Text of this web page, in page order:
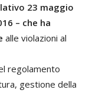
23 maggio
– che ha
alle violazioni al
regolamento
gestione della